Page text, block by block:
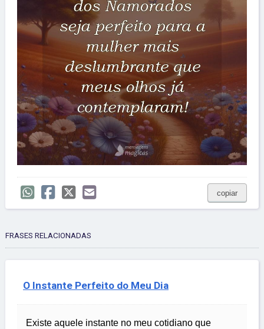
copiar
FRASES RELACIONADAS
O Instante Perfeito do Meu Dia
Existe aquele instante no meu cotidiano que